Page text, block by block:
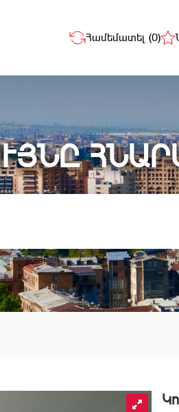
Համեմատել (0)